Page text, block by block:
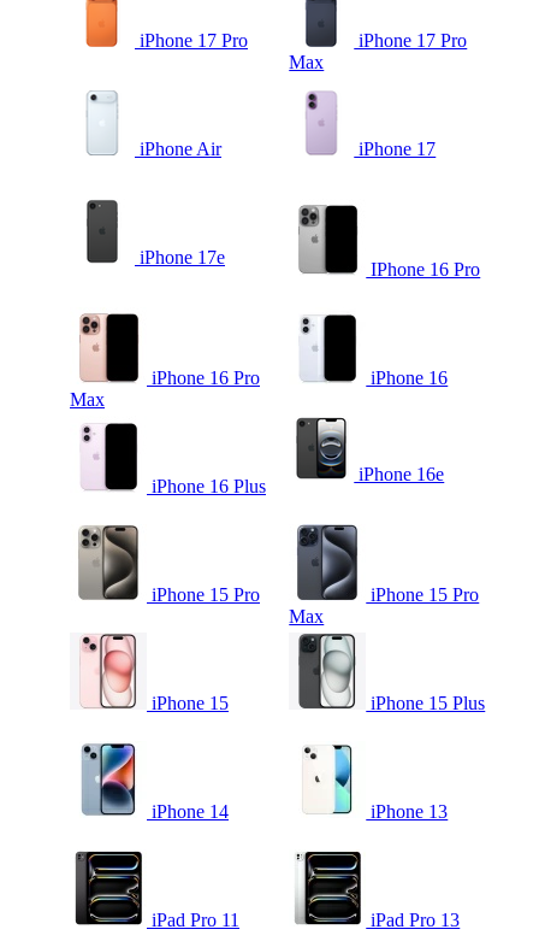
iPhone 17 Pro
iPhone 17 Pro
Max
iPhone Air iPhone 17
iPhone 17e
IPhone 16 Pro
iPhone 16 Pro
Max
iPhone 16
iPhone 16 Plus
iPhone 16e
iPhone 15 Pro
iPhone 15 Pro
Max
iPhone 15 iPhone 15 Plus
iPhone 14 iPhone 13
iPad Pro 11 iPad Pro 13